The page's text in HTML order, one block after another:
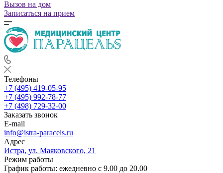
Вызов на дом
Записаться на прием
Телефоны
+7 (495) 419-05-95
+7 (495) 992-78-77
+7 (498) 729-32-00
Заказать звонок
E-mail
info@istra-paracels.ru
Адрес
Истра, ул. Маяковского, 21
Режим работы
График работы: ежедневно с 9.00 до 20.00